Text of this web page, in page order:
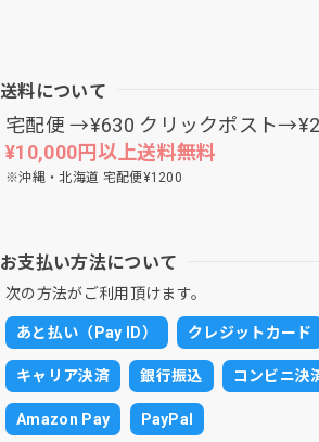
送料について
宅配便 →¥630 クリックポスト
¥10,000円以上送料無料
※沖縄・北海道 宅配便¥1200
お支払い方法について
次の方法がご利用頂けます。
あと払い（Pay ID） クレジットカード
キャリア決済 銀行振込 コンビニ決
Amazon Pay PayPal